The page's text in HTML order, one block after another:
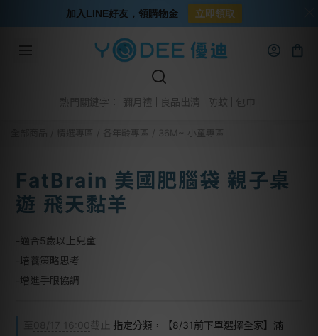
熱門關鍵字： 彌月禮 良品出清 防蚊
各年齡專區 / 36M~ 小童專區
FatBrain 美國肥腦袋 親子桌
遊 飛天黏羊
-適合5歲以上兒童
-培養策略思考
-增進手眼協調
08/17 16:00截止 指定分類，【8/31前下單選擇全家】滿
加入LINE好友，領購物金 立即領取